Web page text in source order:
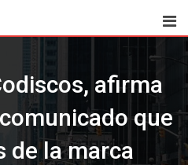
afirma
que
de la marca